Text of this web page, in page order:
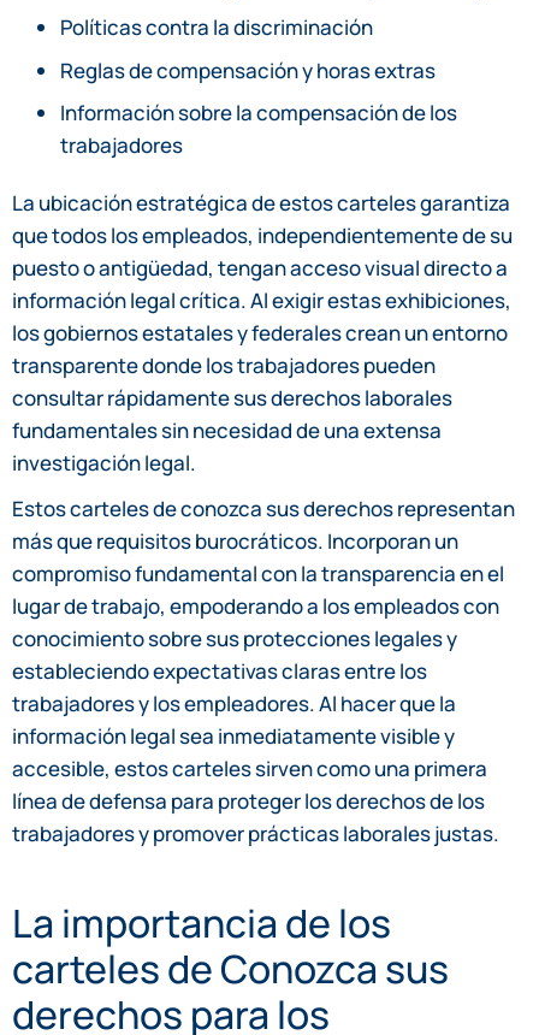
Políticas contra la discriminación
Reglas de compensación y horas extras
Información sobre la compensación de los
trabajadores
La ubicación estratégica de estos carteles garantiza
que todos los empleados, independientemente de su
puesto o antigüedad, tengan acceso visual directo a
información legal crítica. Al exigir estas exhibiciones,
los gobiernos estatales y federales crean un entorno
transparente donde los trabajadores pueden
consultar rápidamente sus derechos laborales
fundamentales sin necesidad de una extensa
investigación legal.
Estos carteles de conozca sus derechos representan
más que requisitos burocráticos. Incorporan un
compromiso fundamental con la transparencia en el
lugar de trabajo, empoderando a los empleados con
conocimiento sobre sus protecciones legales y
estableciendo expectativas claras entre los
trabajadores y los empleadores. Al hacer que la
información legal sea inmediatamente visible y
accesible, estos carteles sirven como una primera
línea de defensa para proteger los derechos de los
trabajadores y promover prácticas laborales justas.
La importancia de los
carteles de Conozca sus
derechos para los